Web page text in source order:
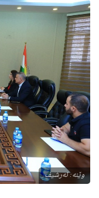
وێنه‌: ئه‌رشیف